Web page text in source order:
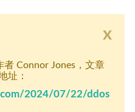
x
者 Connor Jones，文章
址：
2024/07/22/ddos